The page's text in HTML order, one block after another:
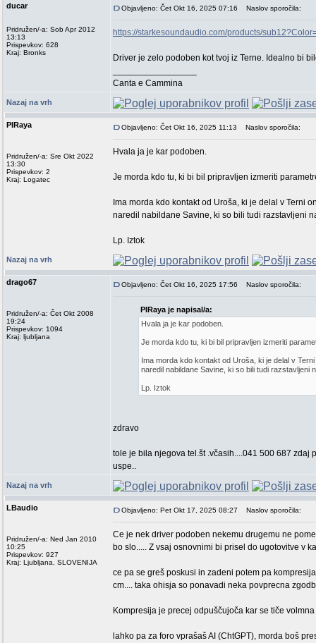
ducar
Pridružen/-a: Sob Apr 2012
13:13
Prispevkov: 628
Kraj: Bronks
Objavljeno: Čet Okt 16, 2025 07:16 Naslov sporočila:
https://starkesoundaudio.com/products/
Driver je zelo podoben kot tvoj iz Terne. Idealno bi
Canta e Cammina
Nazaj na vrh
PIRaya
Pridružen/-a: Sre Okt 2022
13:30
Prispevkov: 2
Kraj: Logatec
Objavljeno: Čet Okt 16, 2025 11:13 Naslov sporočila:
Hvala ja je kar podoben.
Je morda kdo tu, ki bi bil pripravljen izmeriti
Ima morda kdo kontakt od Uroša, ki je delal v Terni
naredil nabildane Savine, ki so bili tudi razstavljeni
Lp. Iztok
Nazaj na vrh
drago67
Pridružen/-a: Čet Okt 2008
19:24
Prispevkov: 1094
Kraj: ljubljana
Objavljeno: Čet Okt 16, 2025 17:56 Naslov sporočila:
PIRaya je napisal/a:
Hvala ja je kar podoben.
Je morda kdo tu, ki bi bil pripravljen izmeriti
Ima morda kdo kontakt od Uroša, ki je delal v
naredil nabildane Savine, ki so bili tudi razstavljeni
Lp. Iztok
zdravo
tole je bila njegova tel.št .včasih....041 500 687 zdaj
uspe..
Nazaj na vrh
LBaudio
Pridružen/-a: Ned Jan 2010
10:25
Prispevkov: 927
Kraj: Ljubljana, SLOVENIJA
Objavljeno: Pet Okt 17, 2025 08:27 Naslov sporočila:
Ce je nek driver podoben nekemu drugemu ne
bo slo..... Z vsaj osnovnimi bi prisel do ugotovitve v
ce pa se greš poskusi in zadeni potem pa
cm.... taka ohisja so ponavadi neka povprecna
Kompresija je precej odpuščujoča kar se tiče
lahko pa za foro vprašaš AI (ChtGPT), morda boš